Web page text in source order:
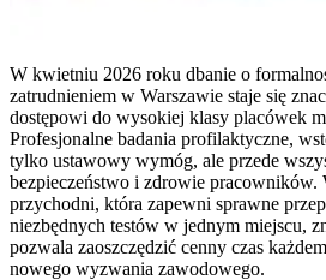
W kwietniu 2026 roku dbanie o
zatrudnieniem w Warszawie staje się
dostępowi do wysokiej klasy placówek
Profesjonalne badania profilaktyczne,
tylko ustawowy wymóg, ale przede
bezpieczeństwo i zdrowie pracowników.
przychodni, która zapewni sprawne
niezbędnych testów w jednym miejscu,
pozwala zaoszczędzić cenny czas
nowego wyzwania zawodowego.